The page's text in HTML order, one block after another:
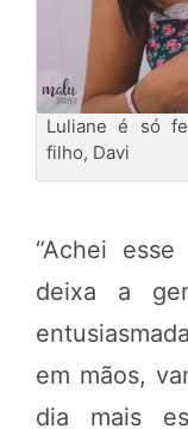
Luliane é só
filho, Davi
“Achei
deixa a
em mãos,
dia mais